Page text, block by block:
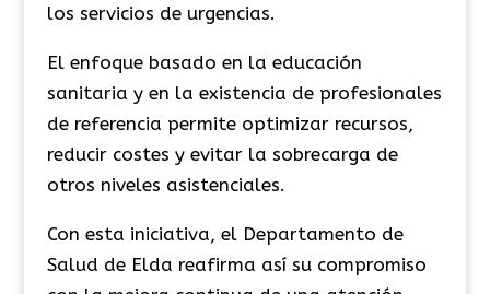
los servicios de urgencias.
El enfoque basado en la educación
sanitaria y en la existencia de profesionales
de referencia permite optimizar recursos,
reducir costes y evitar la sobrecarga de
otros niveles asistenciales.
Con esta iniciativa, el Departamento de
Salud de Elda reafirma así su compromiso